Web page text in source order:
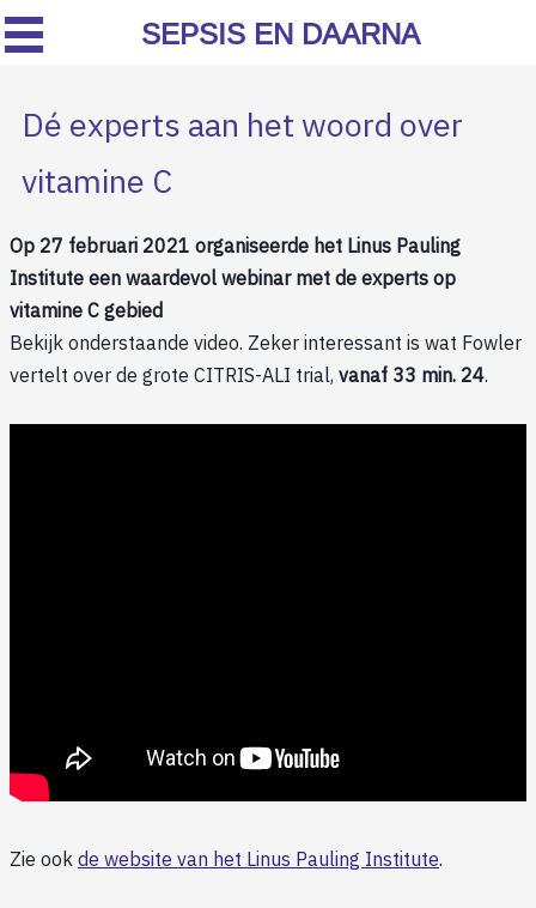
Dé experts aan het woord over
vitamine C
Op 27 februari 2021 organiseerde het Linus Pauling
Institute een waardevol webinar met de experts op
vitamine C gebied
Bekijk onderstaande video. Zeker interessant is wat Fowler
vertelt over de grote CITRIS-ALI trial, vanaf 33 min. 24.
Zie ook de website van het Linus Pauling Institute.
SEPSIS EN DAARNA